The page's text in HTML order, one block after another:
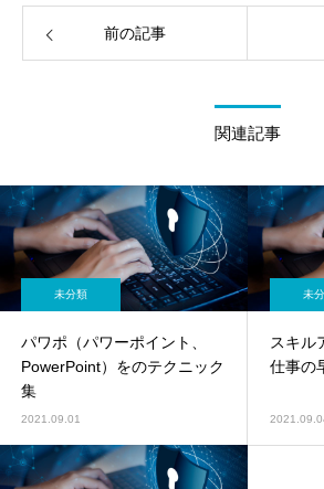
前の記事
関連記事
未分類
パワポ（パワーポイント、
PowerPoint）をのテクニック
集
2021.09.01
未
スキル
仕事の